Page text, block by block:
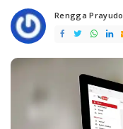
Posted
by
Rengga Prayudo